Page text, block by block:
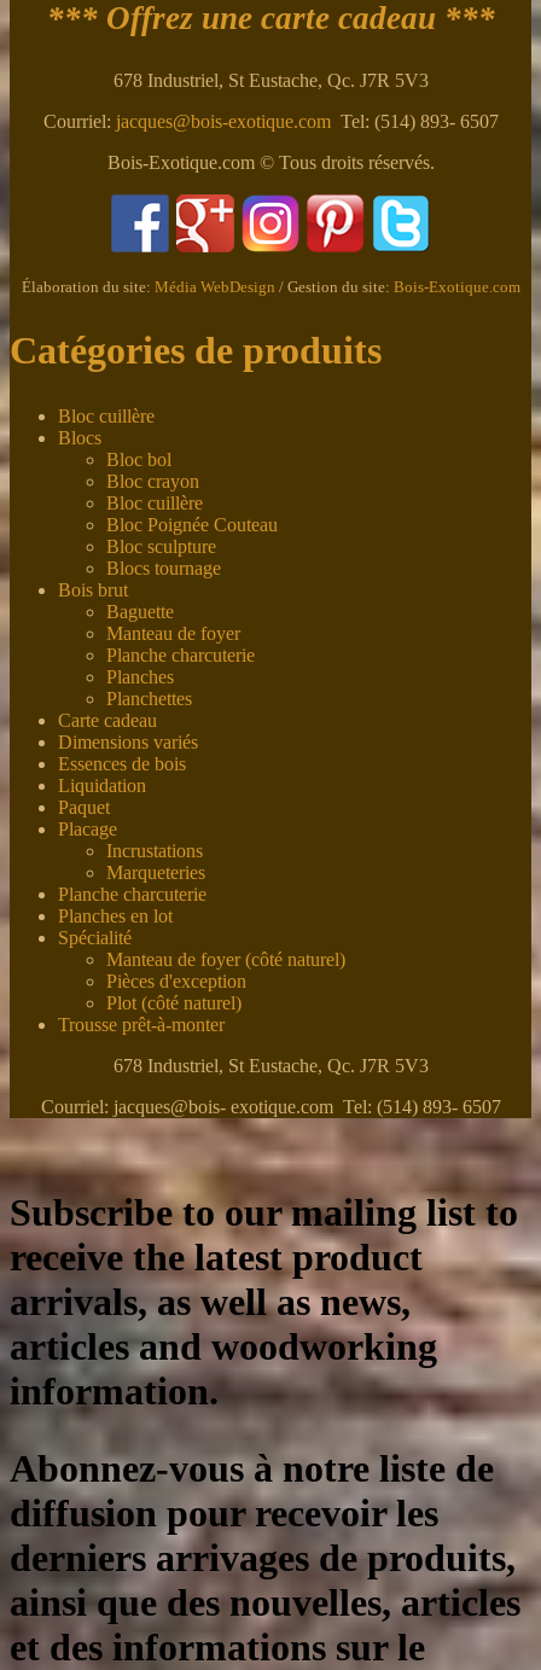
*** Offrez une carte cadeau ***
678 Industriel, St Eustache, Qc. J7R 5V3
Courriel: jacques@bois-exotique.comTel: (514) 893- 6507
Bois-Exotique.com © Tous droits réservés.
Élaboration du site: Média WebDesign / Gestion du site: Bois-Exotique.com
Catégories de produits
Bloc cuillère
Blocs
Bloc bol
Bloc crayon
Bloc cuillère
Bloc Poignée Couteau
Bloc sculpture
Blocs tournage
Bois brut
Baguette
Manteau de foyer
Planche charcuterie
Planches
Planchettes
Carte cadeau
Dimensions variés
Essences de bois
Liquidation
Paquet
Placage
Incrustations
Marqueteries
Planche charcuterie
Planches en lot
Spécialité
Manteau de foyer (côté naturel)
Pièces d'exception
Plot (côté naturel)
Trousse prêt-à-monter
678 Industriel, St Eustache, Qc. J7R 5V3
Courriel: jacques@bois- exotique.com Tel: (514) 893- 6507
Subscribe to our mailing list to
receive the latest product
arrivals, as well as news,
articles and woodworking
information.
Abonnez-vous à notre liste de
diffusion pour recevoir les
derniers arrivages de produits,
ainsi que des nouvelles, articles
et des informations sur le